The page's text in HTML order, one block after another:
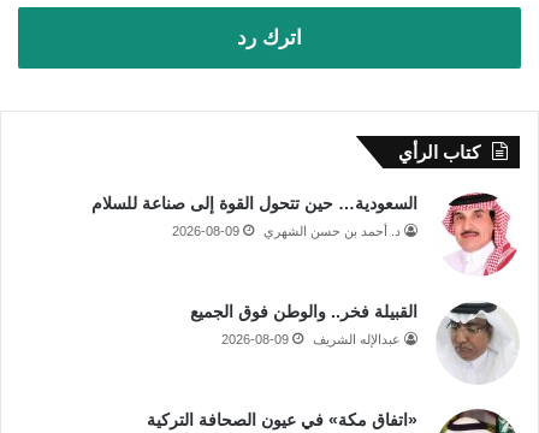
اترك رد
كتاب الرأي
السعودية… حين تتحول القوة إلى صناعة للسلام
د. أحمد بن حسن الشهري 2026-08-09
القبيلة فخر.. والوطن فوق الجميع
عبدالإله الشريف 2026-08-09
«اتفاق مكة» في عيون الصحافة التركية